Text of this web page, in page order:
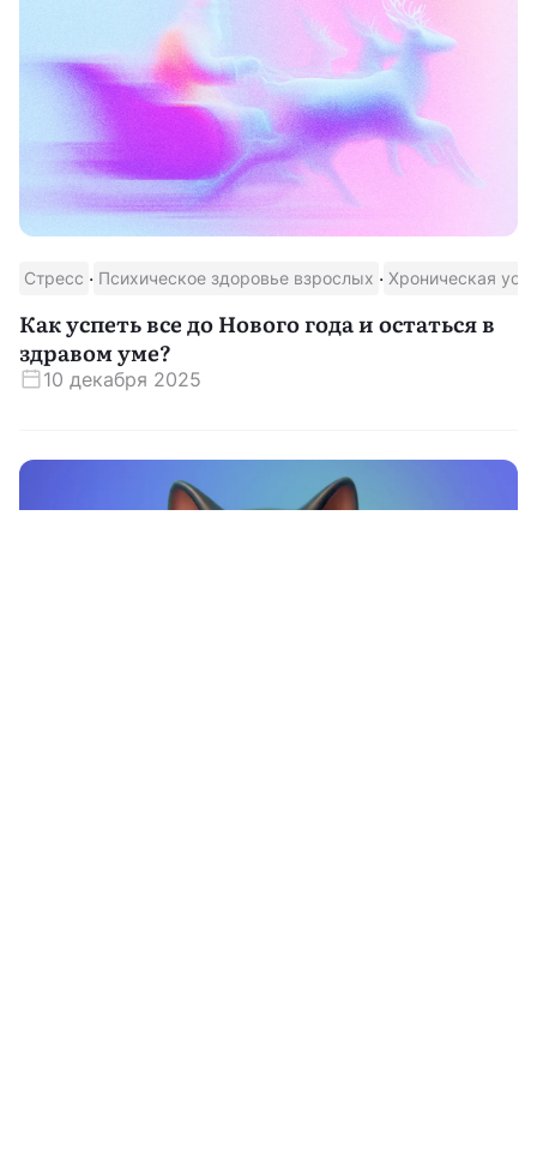
Стресс · Психическое здоровье взрослых · Хроническая
Как успеть все до Нового года и остаться в
здравом уме?
10 декабря 2025